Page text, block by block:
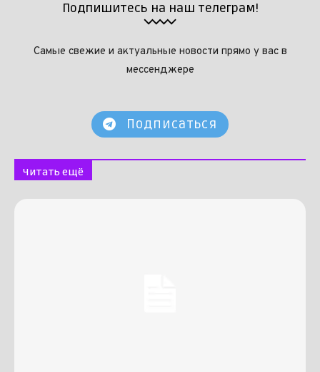
Подпишитесь на наш телеграм!
Самые свежие и актуальные новости прямо у вас в
мессенджере
Подписаться
Читать ещё